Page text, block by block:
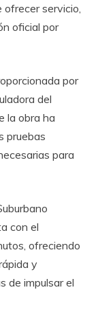
servicio,
oficial por
por
del
la obra ha
pruebas
para
con el
ofreciendo
y
de impulsar el